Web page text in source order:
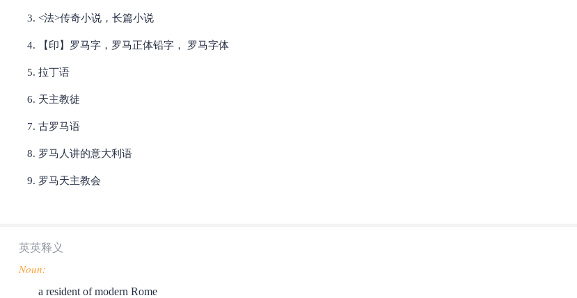
<法>传奇小说，长篇小说
【印】罗马字，罗马正体铅字， 罗马字体
拉丁语
天主教徒
古罗马语
罗马人讲的意大利语
罗马天主教会
英英释义
Noun:
a resident of modern Rome